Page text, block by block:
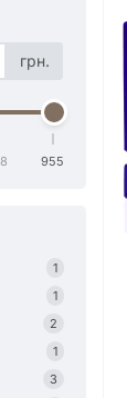
грн.
955
1
1
2
1
3